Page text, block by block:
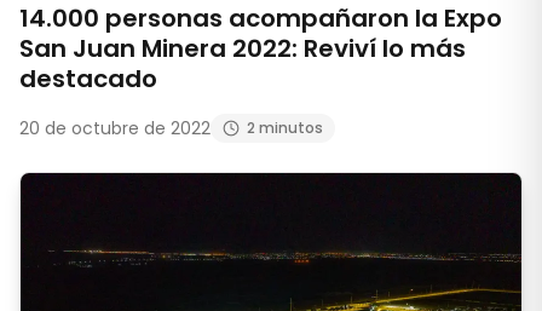
14.000 personas acompañaron la Expo
San Juan Minera 2022: Reviví lo más
destacado
20 de octubre de 2022 2 minutos